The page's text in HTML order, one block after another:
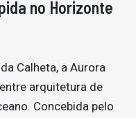
no Horizonte
Calheta, a Aurora
arquitetura de
Concebida pelo